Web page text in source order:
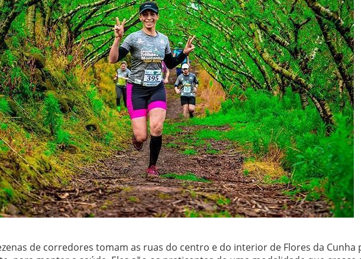
de corredores tomam as ruas do centro e do interior de Flores da Cunha